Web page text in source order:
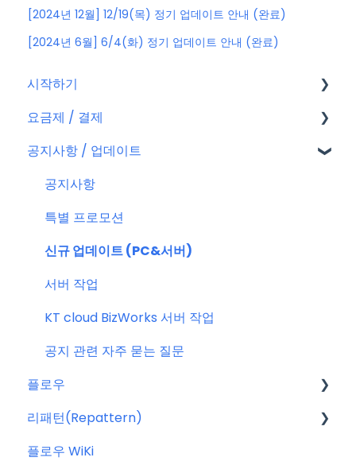
[2024년 12월] 12/19(목) 정기 업데이트 안내 (완료)
[2024년 6월] 6/4(화) 정기 업데이트 안내 (완료)
시작하기
회원가입
플로우 계정
요금제 / 결제
요금제
결제
결제 관련 자주 묻는 질문
공지사항 / 업데이트
공지사항
특별 프로모션
신규 업데이트 (PC&서버)
서버 작업
KT cloud BizWorks 서버 작업
공지 관련 자주 묻는 질문
플로우
플로우 관리자(어드민)
프로젝트 이해하기
리패턴(Repattern)
리패턴(Repattern) (NEW)
플로우 WiKi